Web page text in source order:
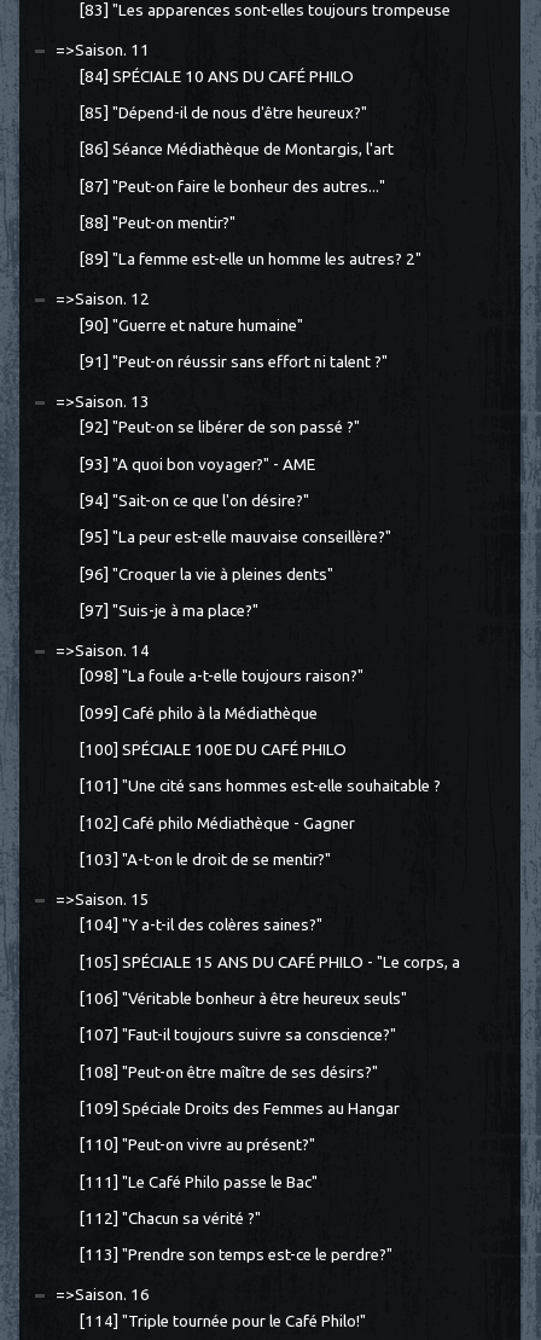
[83] "Les apparences sont-elles toujours trompeuse
=>Saison. 11
[84] SPÉCIALE 10 ANS DU CAFÉ PHILO
[85] "Dépend-il de nous d'être heureux?"
[86] Séance Médiathèque de Montargis, l'art
[87] "Peut-on faire le bonheur des autres..."
[88] "Peut-on mentir?"
[89] "La femme est-elle un homme les autres? 2"
=>Saison. 12
[90] "Guerre et nature humaine"
[91] "Peut-on réussir sans effort ni talent ?"
=>Saison. 13
[92] "Peut-on se libérer de son passé ?"
[93] "A quoi bon voyager?" - AME
[94] "Sait-on ce que l'on désire?"
[95] "La peur est-elle mauvaise conseillère?"
[96] "Croquer la vie à pleines dents"
[97] "Suis-je à ma place?"
=>Saison. 14
[098] "La foule a-t-elle toujours raison?"
[099] Café philo à la Médiathèque
[100] SPÉCIALE 100E DU CAFÉ PHILO
[101] "Une cité sans hommes est-elle souhaitable ?
[102] Café philo Médiathèque - Gagner
[103] "A-t-on le droit de se mentir?"
=>Saison. 15
[104] "Y a-t-il des colères saines?"
[105] SPÉCIALE 15 ANS DU CAFÉ PHILO - "Le corps, a
[106] "Véritable bonheur à être heureux seuls"
[107] "Faut-il toujours suivre sa conscience?"
[108] "Peut-on être maître de ses désirs?"
[109] Spéciale Droits des Femmes au Hangar
[110] "Peut-on vivre au présent?"
[111] "Le Café Philo passe le Bac"
[112] "Chacun sa vérité ?"
[113] "Prendre son temps est-ce le perdre?"
=>Saison. 16
[114] "Triple tournée pour le Café Philo!"